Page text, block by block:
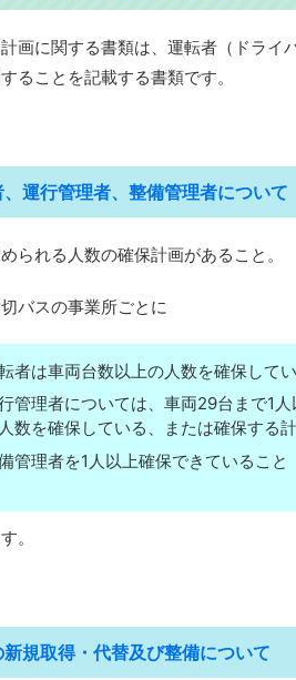
画に関する書類は、運転者（ドライ
ることを記載する書類です。
運行管理者、整備管理者について
られる人数の確保計画があること。
バスの事業所ごとに
者は車両台数以上の人数を確保して
管理者については、車両29台まで1
数を確保している、または確保する
管理者を1人以上確保できていること
。
規取得・代替及び整備について